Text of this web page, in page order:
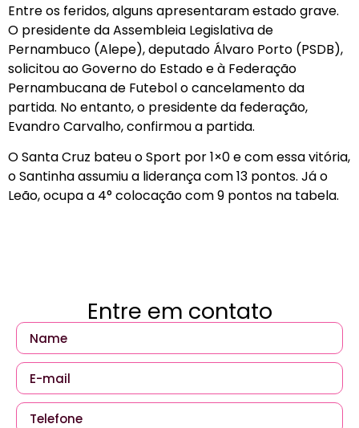
Entre os feridos, alguns apresentaram estado grave.
O presidente da Assembleia Legislativa de
Pernambuco (Alepe), deputado Álvaro Porto (PSDB),
solicitou ao Governo do Estado e à Federação
Pernambucana de Futebol o cancelamento da
partida. No entanto, o presidente da federação,
Evandro Carvalho, confirmou a partida.
O Santa Cruz bateu o Sport por 1×0 e com essa vitória,
o Santinha assumiu a liderança com 13 pontos. Já o
Leão, ocupa a 4° colocação com 9 pontos na tabela.
Entre em contato